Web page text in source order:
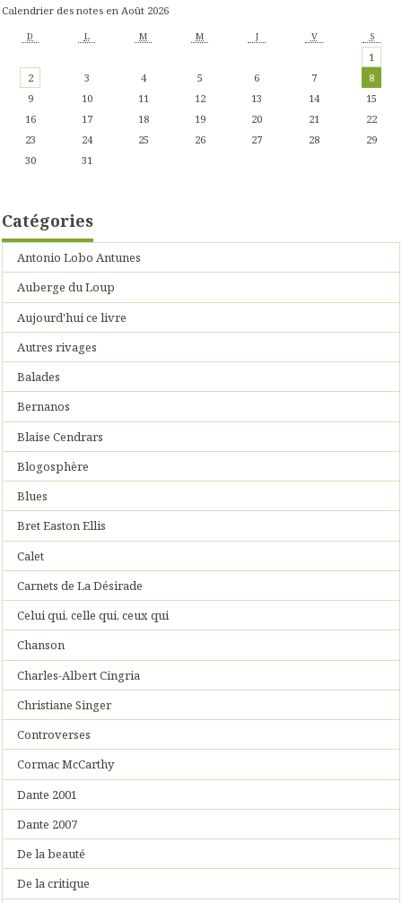
Calendrier des notes en Août 2026
D L M M J V S
1
2
3 4 5 6 7
8
9
10 11 12 13 14
15
16
17 18 19 20 21
22
23
24 25 26 27 28
29
30
31
Catégories
Antonio Lobo Antunes
Auberge du Loup
Aujourd'hui ce livre
Autres rivages
Balades
Bernanos
Blaise Cendrars
Blogosphère
Blues
Bret Easton Ellis
Calet
Carnets de La Désirade
Celui qui, celle qui, ceux qui
Chanson
Charles-Albert Cingria
Christiane Singer
Controverses
Cormac McCarthy
Dante 2001
Dante 2007
De la beauté
De la critique